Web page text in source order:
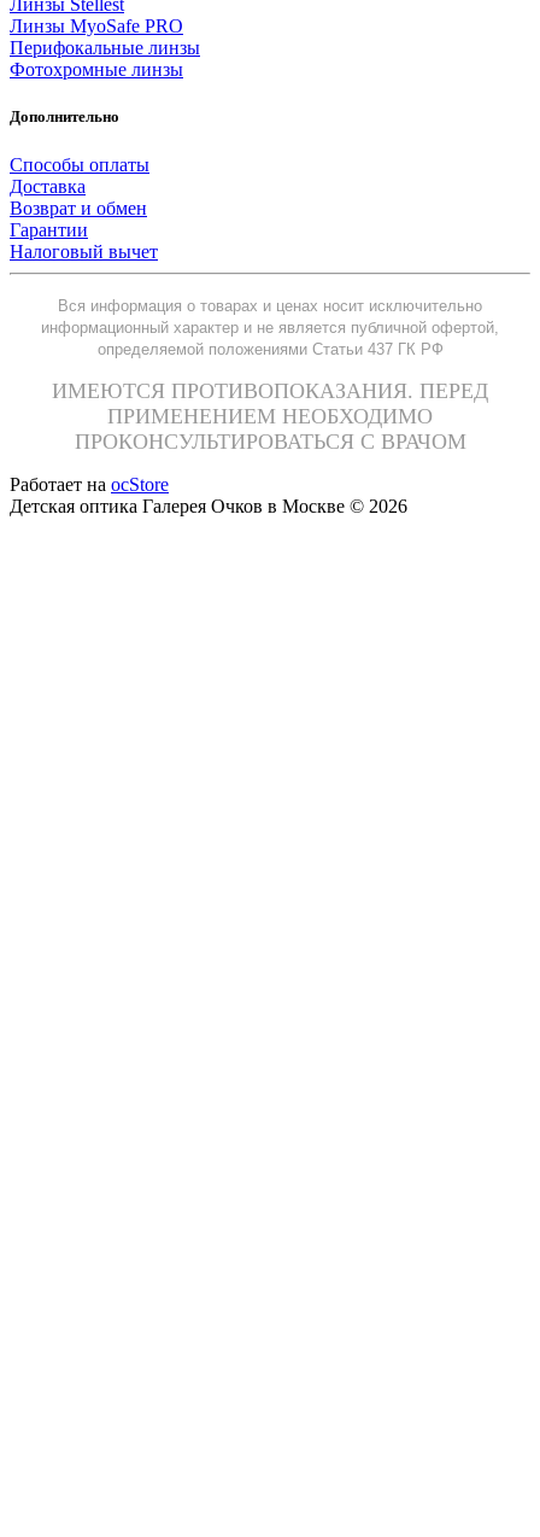
Линзы Stellest
Линзы MyoSafe PRO
Перифокальные линзы
Фотохромные линзы
Дополнительно
Способы оплаты
Доставка
Возврат и обмен
Гарантии
Налоговый вычет
Вся информация о товарах и ценах носит исключительно
информационный характер и не является публичной офертой,
определяемой положениями Статьи 437 ГК РФ
ИМЕЮТСЯ ПРОТИВОПОКАЗАНИЯ. ПЕРЕД
ПРИМЕНЕНИЕМ НЕОБХОДИМО
ПРОКОНСУЛЬТИРОВАТЬСЯ С ВРАЧОМ
Работает на ocStore
Детская оптика Галерея Очков в Москве © 2026